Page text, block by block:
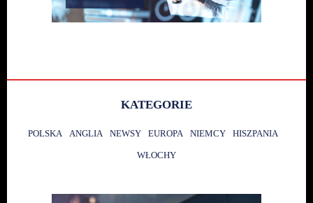
KATEGORIE
POLSKA ANGLIA NEWSY EUROPA NIEMCY HISZPANIA
WŁOCHY